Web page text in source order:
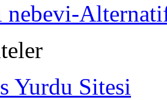
nebevi-
Yurdu Sitesi